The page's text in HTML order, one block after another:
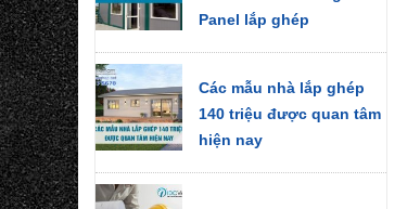
Panel lắp ghép
Các mẫu nhà lắp ghép
140 triệu được quan tâm
hiện nay